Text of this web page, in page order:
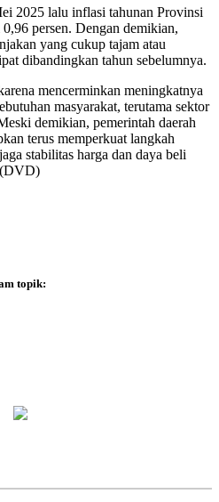
2025 lalu inflasi tahunan Provinsi
persen. Dengan demikian,
yang cukup tajam atau
dibandingkan tahun sebelumnya.
mencerminkan meningkatnya
masyarakat, terutama sektor
demikian, pemerintah daerah
terus memperkuat langkah
stabilitas harga dan daya beli
(DVD)
topik: